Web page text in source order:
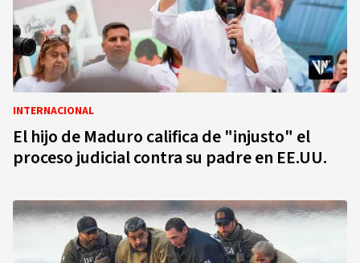
INTERNACIONAL
El hijo de Maduro califica de "injusto" el
proceso judicial contra su padre en EE.UU.